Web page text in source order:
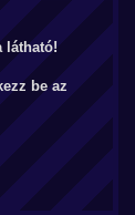
látható!
be az